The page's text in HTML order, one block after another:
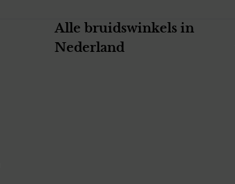
Alle bruidswinkels in
Nederland